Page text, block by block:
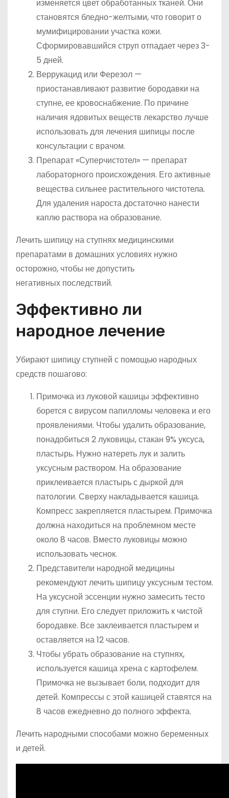
изменяется цвет обработанных тканей. Они
становятся бледно-желтыми, что говорит о
мумифицировании участка кожи.
Сформировавшийся струп отпадает через 3-
5 дней.
Веррукацид или Ферезол —
приостанавливают развитие бородавки на
ступне, ее кровоснабжение. По причине
наличия ядовитых веществ лекарство лучше
использовать для лечения шипицы после
консультации с врачом.
Препарат «Суперчистотел» — препарат
лабораторного происхождения. Его активные
вещества сильнее растительного чистотела.
Для удаления нароста достаточно нанести
каплю раствора на образование.
Лечить шипицу на ступнях медицинскими
препаратами в домашних условиях нужно
осторожно, чтобы не допустить
негативных последствий.
Эффективно ли
народное лечение
Убирают шипицу ступней с помощью народных
средств пошагово:
Примочка из луковой кашицы эффективно
борется с вирусом папилломы человека и его
проявлениями. Чтобы удалить образование,
понадобиться 2 луковицы, стакан 9% уксуса,
пластырь. Нужно натереть лук и залить
уксусным раствором. На образование
приклеивается пластырь с дыркой для
патологии. Сверху накладывается кашица.
Компресс закрепляется пластырем. Примочка
должна находиться на проблемном месте
около 8 часов. Вместо луковицы можно
использовать чеснок.
Представители народной медицины
рекомендуют лечить шипицу уксусным тестом.
На уксусной эссенции нужно замесить тесто
для ступни. Его следует приложить к чистой
бородавке. Все заклеивается пластырем и
оставляется на 12 часов.
Чтобы убрать образование на ступнях,
используется кашица хрена с картофелем.
Примочка не вызывает боли, подходит для
детей. Компрессы с этой кашицей ставятся на
8 часов ежедневно до полного эффекта.
Лечить народными способами можно беременных
и детей.